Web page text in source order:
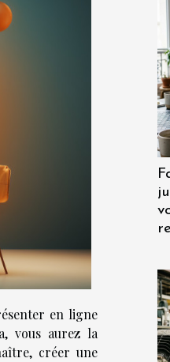
en ligne
vous aurez la
créer une